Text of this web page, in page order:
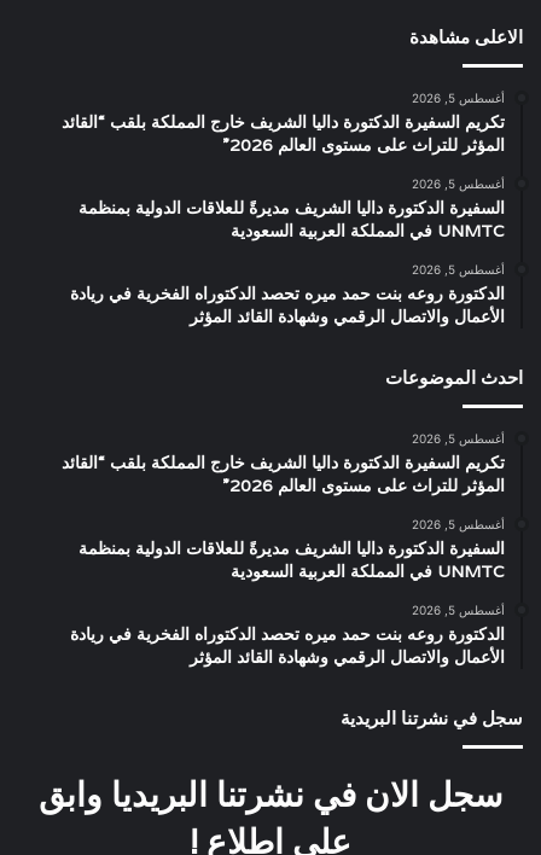
الاعلى مشاهدة
أغسطس 5, 2026
تكريم السفيرة الدكتورة داليا الشريف خارج المملكة بلقب “القائد
المؤثر للتراث على مستوى العالم 2026”
أغسطس 5, 2026
السفيرة الدكتورة داليا الشريف مديرةً للعلاقات الدولية بمنظمة
UNMTC في المملكة العربية السعودية
أغسطس 5, 2026
الدكتورة روعه بنت حمد ميره تحصد الدكتوراه الفخرية في ريادة
الأعمال والاتصال الرقمي وشهادة القائد المؤثر
احدث الموضوعات
أغسطس 5, 2026
تكريم السفيرة الدكتورة داليا الشريف خارج المملكة بلقب “القائد
المؤثر للتراث على مستوى العالم 2026”
أغسطس 5, 2026
السفيرة الدكتورة داليا الشريف مديرةً للعلاقات الدولية بمنظمة
UNMTC في المملكة العربية السعودية
أغسطس 5, 2026
الدكتورة روعه بنت حمد ميره تحصد الدكتوراه الفخرية في ريادة
الأعمال والاتصال الرقمي وشهادة القائد المؤثر
سجل في نشرتنا البريدية
سجل الان في نشرتنا البريديا وابق
على اطلاع !